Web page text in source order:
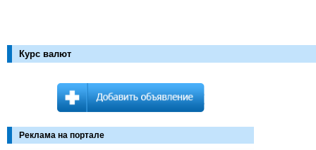
Курс валют
Реклама на портале